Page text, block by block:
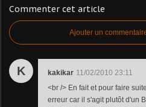
Commenter cet article
Ajouter un
K kakikar 11/02/2010 23:11
<br /> En fait et pour faire
erreur car il s'agit plutôt d'un